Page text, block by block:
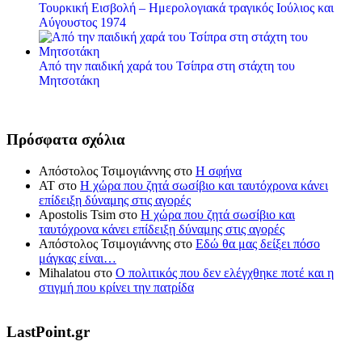
Τουρκική Εισβολή – Ημερολογιακά τραγικός Ιούλιος και
Αύγουστος 1974
Από την παιδική χαρά του Τσίπρα στη στάχτη του
Μητσοτάκη
Πρόσφατα σχόλια
Απόστολος Τσιμογιάννης στο Η σφήνα
ΑΤ στο Η χώρα που ζητά σωσίβιο και ταυτόχρονα κάνει
επίδειξη δύναμης στις αγορές
Apostolis Tsim στο Η χώρα που ζητά σωσίβιο και
ταυτόχρονα κάνει επίδειξη δύναμης στις αγορές
Απόστολος Τσιμογιάννης στο Εδώ θα μας δείξει πόσο
μάγκας είναι…
Mihalatou στο Ο πολιτικός που δεν ελέγχθηκε ποτέ και η
στιγμή που κρίνει την πατρίδα
LastPoint.gr